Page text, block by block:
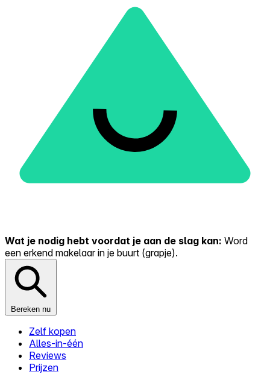
Wat je nodig hebt voordat je aan de slag kan: Word
een erkend makelaar in je buurt (grapje).
Bereken nu
Zelf kopen
Alles-in-één
Reviews
Prijzen